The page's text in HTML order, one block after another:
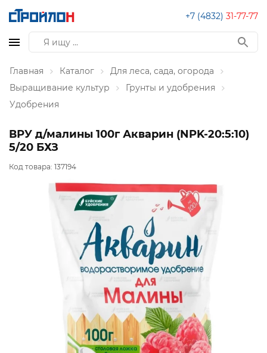
+7 (4832) 31-77-77
Главная Каталог
Для леса, сада, огорода
Выращивание культур
Грунты и удобрения
Удобрения
ВРУ д/малины 100г Акварин (NPK-20:5:10)
5/20 БХЗ
Код товара: 137194